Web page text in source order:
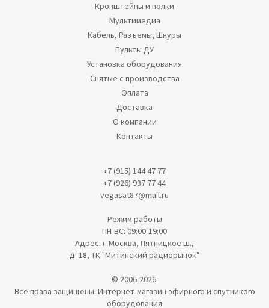
Кронштейны и полки
Мультимедиа
Кабель, Разъемы, Шнуры
Пульты ДУ
Установка оборудования
Снятые с производства
Оплата
Доставка
О компании
Контакты
+7 (915) 144 47 77
+7 (926) 937 77 44
vegasat87@mail.ru
Режим работы
ПН-ВС: 09:00-19:00
Адрес: г. Москва, Пятницкое ш.,
д. 18, ТК "Митинский радиорынок"
© 2006-2026.
Все права защищены. Интернет-магазин эфирного и спутникого
оборудования